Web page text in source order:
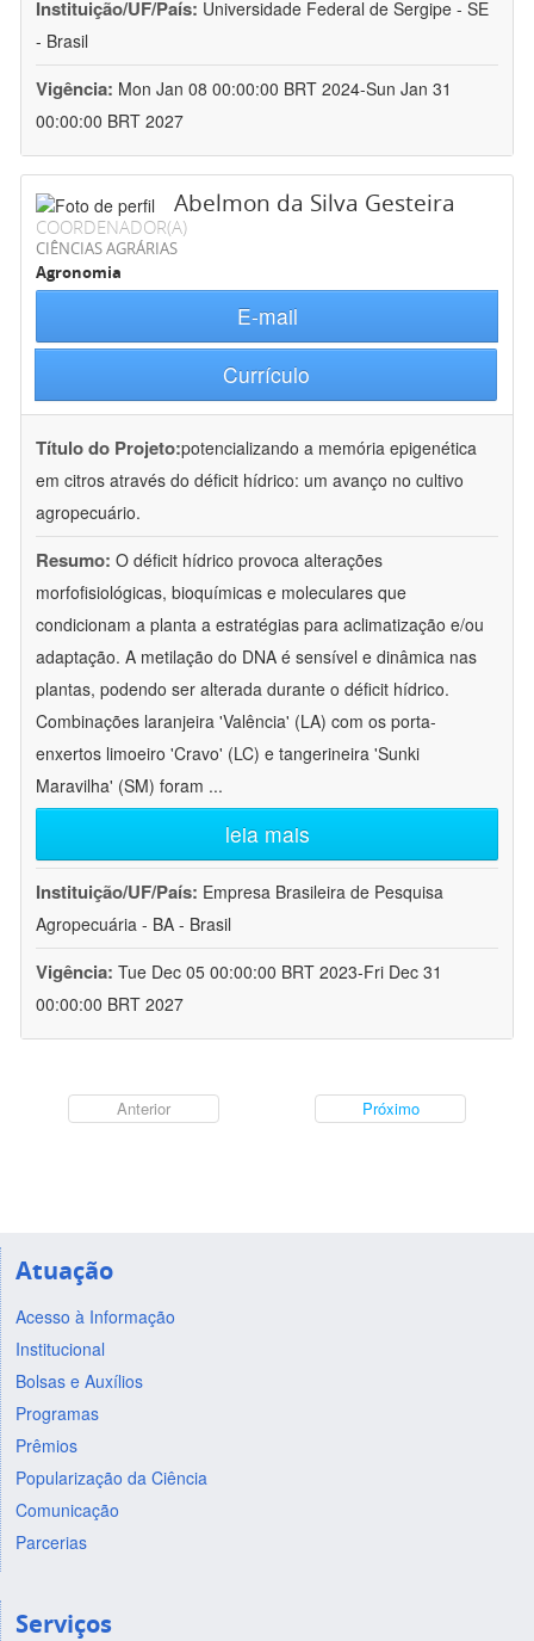
Instituição/UF/País: Universidade Federal de Sergipe - SE
- Brasil
Vigência: Mon Jan 08 00:00:00 BRT 2024-Sun Jan 31
00:00:00 BRT 2027
Abelmon da Silva Gesteira
COORDENADOR(A)
CIÊNCIAS AGRÁRIAS
Agronomia
E-mail
Currículo
Título do Projeto:potencializando a memória epigenética
em citros através do déficit hídrico: um avanço no cultivo
agropecuário.
Resumo: O déficit hídrico provoca alterações
morfofisiológicas, bioquímicas e moleculares que
condicionam a planta a estratégias para aclimatização e/ou
adaptação. A metilação do DNA é sensível e dinâmica nas
plantas, podendo ser alterada durante o déficit hídrico.
Combinações laranjeira 'Valência' (LA) com os porta-
enxertos limoeiro 'Cravo' (LC) e tangerineira 'Sunki
Maravilha' (SM) foram ...
leia mais
Instituição/UF/País: Empresa Brasileira de Pesquisa
Agropecuária - BA - Brasil
Vigência: Tue Dec 05 00:00:00 BRT 2023-Fri Dec 31
00:00:00 BRT 2027
Anterior Próximo
Atuação
Acesso à Informação
Institucional
Bolsas e Auxílios
Programas
Prêmios
Popularização da Ciência
Comunicação
Parcerias
Serviços